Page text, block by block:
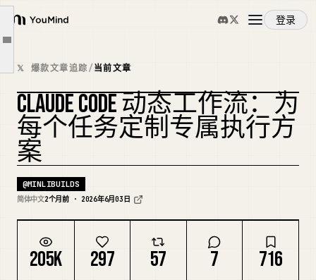
YouMind
登录
概览
使用案例
技能
提示词
文章大纲
6.应用场景
7.何时不该使用 workflow
8.构建 workflow 的技巧
9.探索的新起点
𝕏 爆款文章追踪/当前文章
复刻封面
CLAUDE CODE 动态工作流：为
每个任务定制专属执行方
案
@MINLIBUILDS
简体中文2个月前 · 2026年6月03日
205K 297 57 7 716